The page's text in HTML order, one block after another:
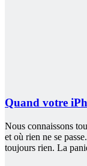
Quand votre
Nous connaissons
et où rien ne se
toujours rien. La